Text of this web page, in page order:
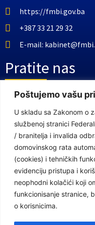
Poštujemo vašu
U skladu sa Zakonom o
službenoj stranici
/ branitelja i invalida
domovinskog rata
(cookies) i tehničkih
evidenciju pristupa i
neophodni kolačići koji
funkcionisanje stranice,
o korisnicima.
https://fmbi.gov.ba
+387 33 21 29 32
E-mail:
Pratite nas
Facebook Stranica
Youtube Kanal
Linkovi
Vlada Federacije Bosne i
Federalno ministarstvo
Federalni zavod za